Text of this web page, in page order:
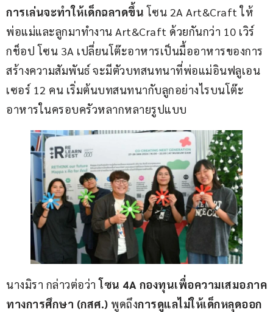
การเล่นจะทำให้เด็กฉลาดขึ้น โซน 2A Art&Craft ให้
พ่อแม่และลูกมาทำงาน Art&Craft ด้วยกันกว่า 10 เวิร์
กช็อป โซน 3A เปลี่ยนโต๊ะอาหารเป็นมื้ออาหารของการ
สร้างความสัมพันธ์ จะมีตัวบทสนทนาที่พ่อแม่อินฟลูเอน
เซอร์ 12 คน เริ่มต้นบทสนทนากับลูกอย่างไรบนโต๊ะ
อาหารในครอบครัวหลากหลายรูปแบบ
นางมิรา กล่าวต่อว่า โซน 4A กองทุนเพื่อความเสมอภาค
ทางการศึกษา (กสศ.) พูดถึงการดูแลไม่ให้เด็กหลุดออก